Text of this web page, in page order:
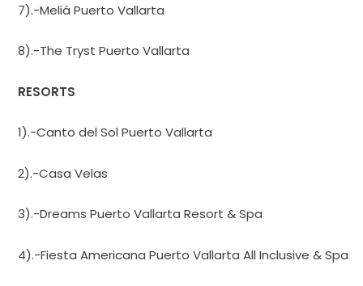
7).-Meliá Puerto Vallarta
8).-The Tryst Puerto Vallarta
RESORTS
1).-Canto del Sol Puerto Vallarta
2).-Casa Velas
3).-Dreams Puerto Vallarta Resort & Spa
4).-Fiesta Americana Puerto Vallarta All Inclusive & Spa